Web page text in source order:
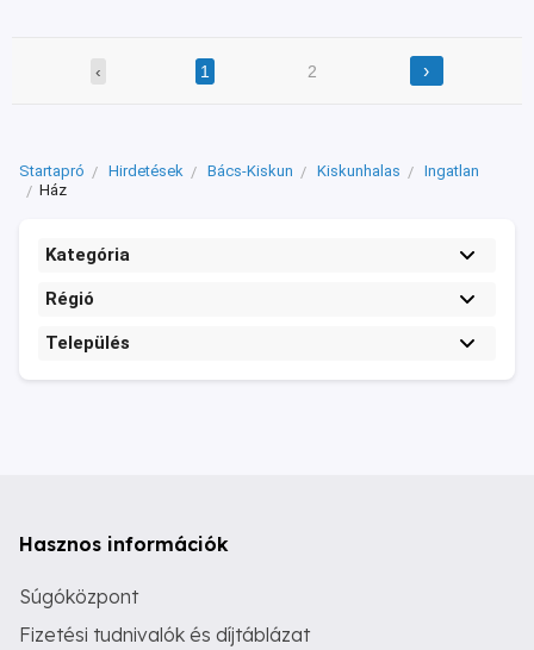
‹ 1 2 ›
Startapró Hirdetések Bács-Kiskun Kiskunhalas
Ingatlan
Ház
Kategória
Régió
Település
Hasznos információk
Súgóközpont
Fizetési tudnivalók és díjtáblázat